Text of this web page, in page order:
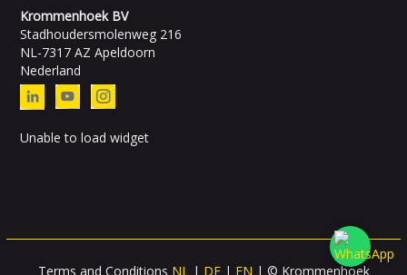
Krommenhoek BV
Stadhoudersmolenweg 216
NL-7317 AZ Apeldoorn
Nederland
Unable to load widget
Terms and Conditions NL | DE| EN | © Krommenhoek